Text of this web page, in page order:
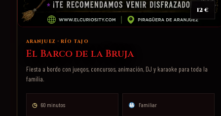
12 €
ARANJUEZ · RÍO TAJO
El Barco de la Bruja
Fiesta a bordo con juegos, concursos, animación, DJ y karaoke para toda la
familia.
◷ 60 minutos Familiar